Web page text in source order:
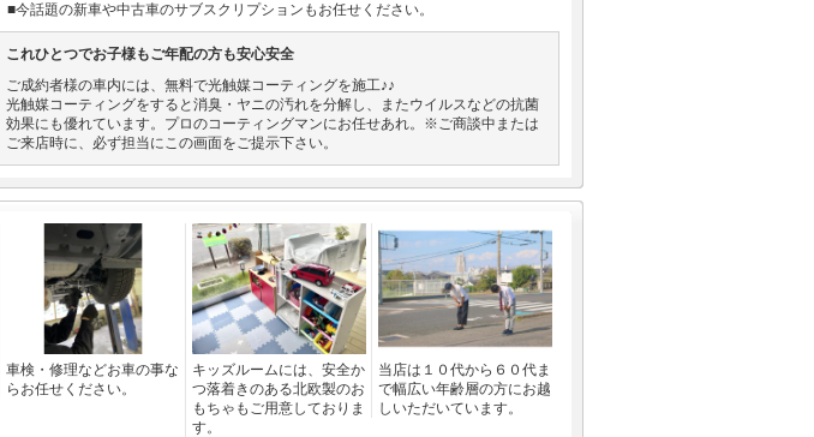
今話題の新車や中古車のサブスクリプションもお任せください。
これひとつでお子様もご年配の方も安心安全
ご成約者様の車内には、無料で光触媒コーティングを施工♪♪
光触媒コーティングをすると消臭・ヤニの汚れを分解し、またウイルスなどの抗菌
効果にも優れています。プロのコーティングマンにお任せあれ。※ご商談中または
ご来店時に、必ず担当にこの画面をご提示下さい。
車検・修理などお車の事な
らお任せください。
キッズルームには、安全か
つ落着きのある北欧製のお
もちゃもご用意しておりま
す。
当店は１０代から６０代ま
で幅広い年齢層の方にお越
しいただいています。